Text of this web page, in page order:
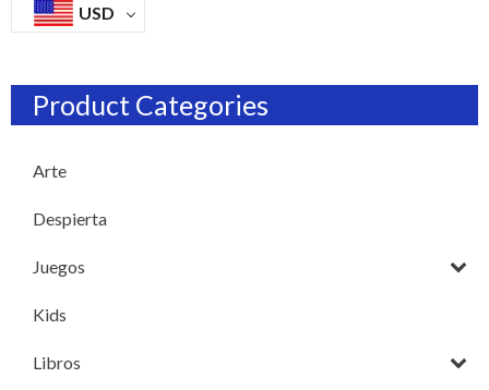
USD
Product Categories
Arte
Despierta
Juegos
Kids
Libros